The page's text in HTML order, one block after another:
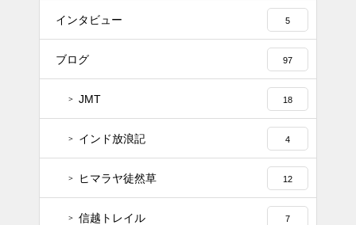
インタビュー 5
ブログ 97
JMT 18
インド放浪記 4
ヒマラヤ徒然草 12
信越トレイル 7